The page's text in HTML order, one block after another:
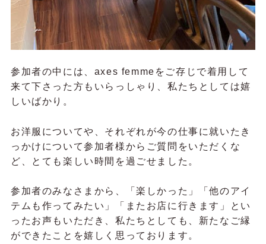
参加者の中には、axes femmeをご存じで着用して
来て下さった方もいらっしゃり、私たちとしては嬉
しいばかり。
お洋服についてや、それぞれが今の仕事に就いたき
っかけについて参加者様からご質問をいただくな
ど、とても楽しい時間を過ごせました。
参加者のみなさまから、「楽しかった」「他のアイ
テムも作ってみたい」「またお店に行きます」とい
ったお声もいただき、私たちとしても、新たなご縁
ができたことを嬉しく思っております。